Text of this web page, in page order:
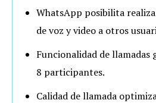
WhatsApp posibilita
de voz y video a otros
Funcionalidad de llamadas
8 participantes.
Calidad de llamada